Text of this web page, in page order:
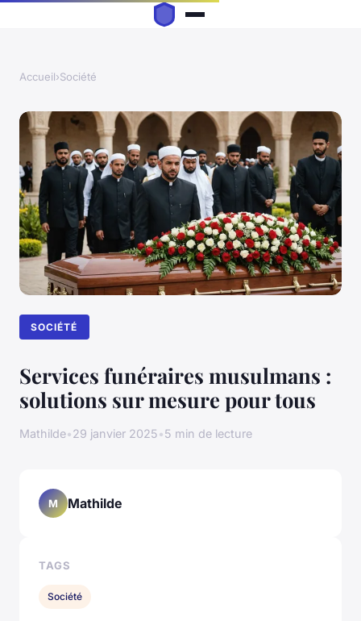
Accueil›Société
SOCIÉTÉ
Services funéraires musulmans :
solutions sur mesure pour tous
Mathilde•29 janvier 2025•5 min de lecture
M Mathilde
TAGS
Société